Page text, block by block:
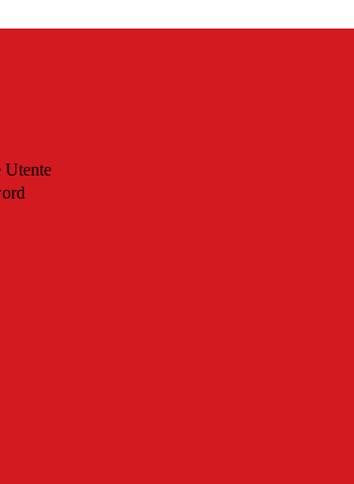
Utente